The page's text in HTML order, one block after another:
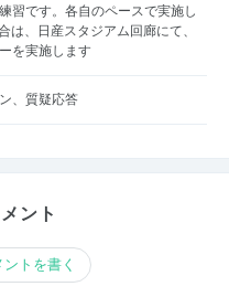
習です。各自のペースで実施し
は、日産スタジアム回廊にて、
を実施します
、質疑応答
ント
トを書く